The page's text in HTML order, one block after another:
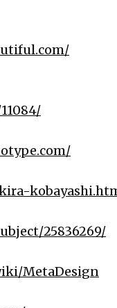
25836269/
MetaDesign